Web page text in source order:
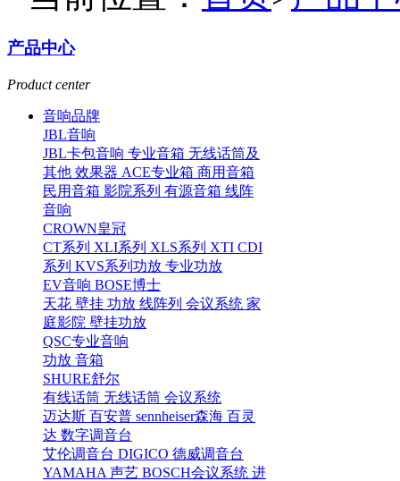
产品中心
Product center
音响品牌
JBL音响
JBL卡包音响 专业音箱 无线话筒及
其他 效果器 ACE专业箱 商用音箱
民用音箱 影院系列 有源音箱 线阵
音响
CROWN皇冠
CT系列 XLI系列 XLS系列 XTI CDI
系列 KVS系列功放 专业功放
EV音响 BOSE博士
天花 壁挂 功放 线阵列 会议系统 家
庭影院 壁挂功放
QSC专业音响
功放 音箱
SHURE舒尔
有线话筒 无线话筒 会议系统
迈达斯 百安普 sennheiser森海 百灵
达 数字调音台
艾伦调音台 DIGICO 德威调音台
YAMAHA 声艺 BOSCH会议系统 进